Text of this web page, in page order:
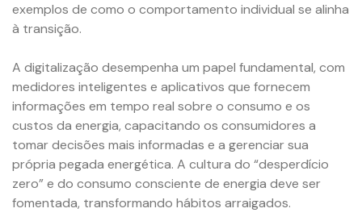
exemplos de como o comportamento individual se alinha
à transição.
A digitalização desempenha um papel fundamental, com
medidores inteligentes e aplicativos que fornecem
informações em tempo real sobre o consumo e os
custos da energia, capacitando os consumidores a
tomar decisões mais informadas e a gerenciar sua
própria pegada energética. A cultura do “desperdício
zero” e do consumo consciente de energia deve ser
fomentada, transformando hábitos arraigados.